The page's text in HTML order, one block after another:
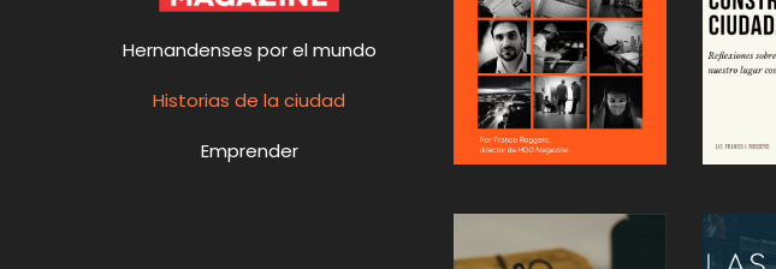
Hernandenses por el mundo
Historias de la ciudad
Emprender